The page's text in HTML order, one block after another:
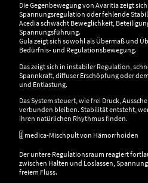
Die Gegenbewegung von Avaritia zeigt
Spannungsregulation oder fehlende
Acedia schwächt Beweglichkeit,
Spannungsführung.
Gula zeigt sich sowohl als Übermaß und
Bedürfnis- und Regulationsbewegung.
Das zeigt sich in instabiler Regulation,
Spannkraft, diffuser Erschöpfung oder
und Entlastung.
Das System steuert, wie frei Druck,
verbunden bleiben. Stabilität entsteht,
ihren natürlichen Rhythmus finden.
🎚️ medica-Mischpult von Hämorrhoiden
Der untere Regulationsraum reagiert
zwischen Halten und Loslassen,
freiem Fluss.